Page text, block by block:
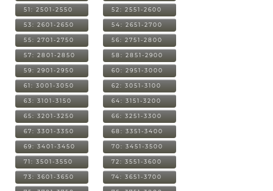
51: 2501-2550 52: 2551-2600
53: 2601-2650 54: 2651-2700
55: 2701-2750 56: 2751-2800
57: 2801-2850 58: 2851-2900
59: 2901-2950 60: 2951-3000
61: 3001-3050 62: 3051-3100
63: 3101-3150 64: 3151-3200
65: 3201-3250 66: 3251-3300
67: 3301-3350 68: 3351-3400
69: 3401-3450 70: 3451-3500
71: 3501-3550 72: 3551-3600
73: 3601-3650 74: 3651-3700